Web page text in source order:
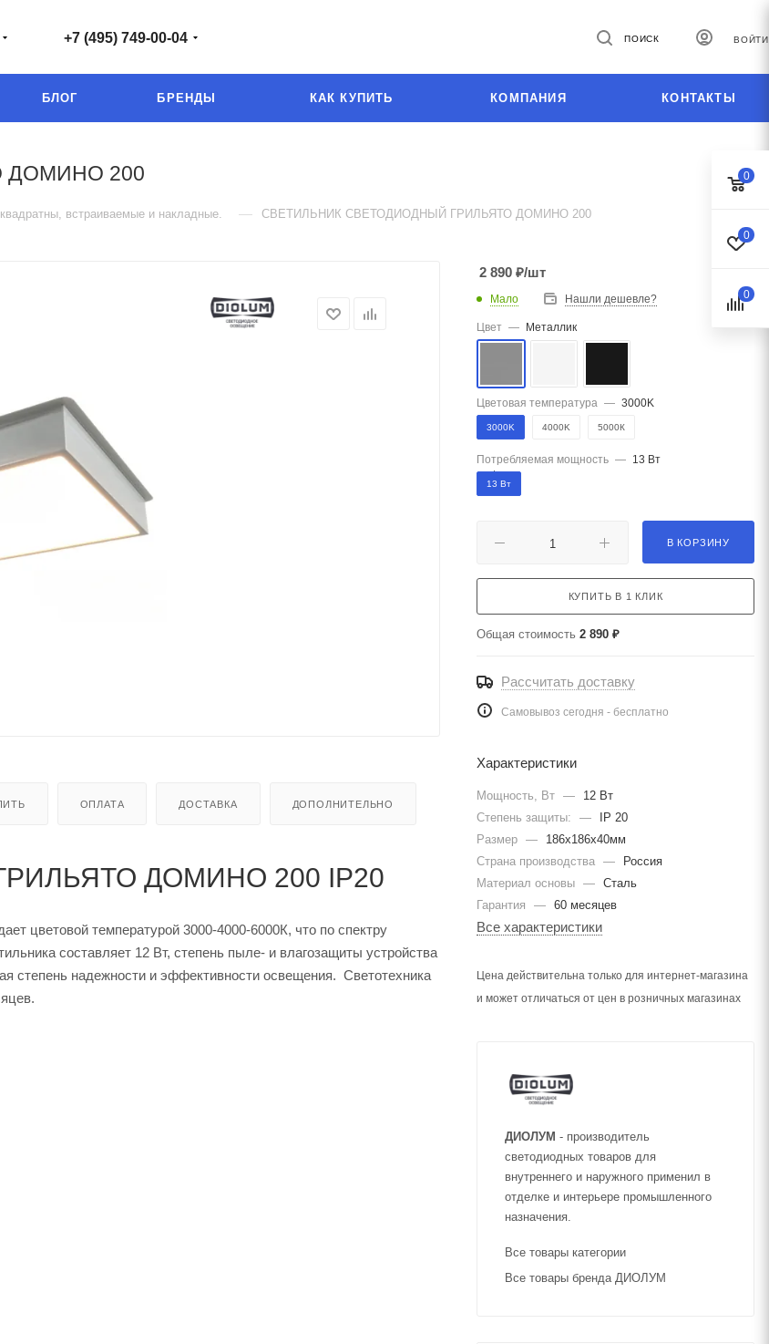
+7 (495) 749-00-04 ПОИСК ВОЙТИ
БЛОГ БРЕНДЫ КАК КУПИТЬ КОМПАНИЯ КОНТАКТЫ
ДОМИНО 200
встраиваемые и накладные. — СВЕТИЛЬНИК СВЕТОДИОДНЫЙ ГРИЛЬЯТО ДОМИНО 200
ОПЛАТА ДОСТАВКА ДОПОЛНИТЕЛЬНО
ДОМИНО 200 IP20
цветовой температурой 3000-4000-6000К, что по спектру
составляет 12 Вт, степень пыле- и влагозащиты устройства
степень надежности и эффективности освещения. Светотехника
2 890 ₽/шт
Мало Нашли дешевле?
Цвет — Металлик
Цветовая температура — 3000K
3000K 4000K 5000К
Потребляемая мощность — 13 Вт
13 Вт
В КОРЗИНУ
КУПИТЬ В 1 КЛИК
Общая стоимость 2 890 ₽
Рассчитать доставку
Самовывоз сегодня - бесплатно
Характеристики
Мощность, Вт —
12 Вт
Степень защиты:
—
IP 20
Размер —
186х186х40мм
Страна производства —
Россия
Материал основы — Сталь
Гарантия
— 60 месяцев
Все характеристики
Цена действительна только для интернет-магазина
и может отличаться от цен в розничных магазинах
ДИОЛУМ - производитель
светодиодных товаров для
внутреннего и наружного применил в
отделке и интерьере промышленного
назначения.
Все товары категории
Все товары бренда ДИОЛУМ
0
0
0